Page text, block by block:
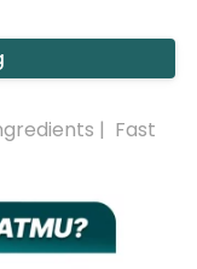
|  Fast